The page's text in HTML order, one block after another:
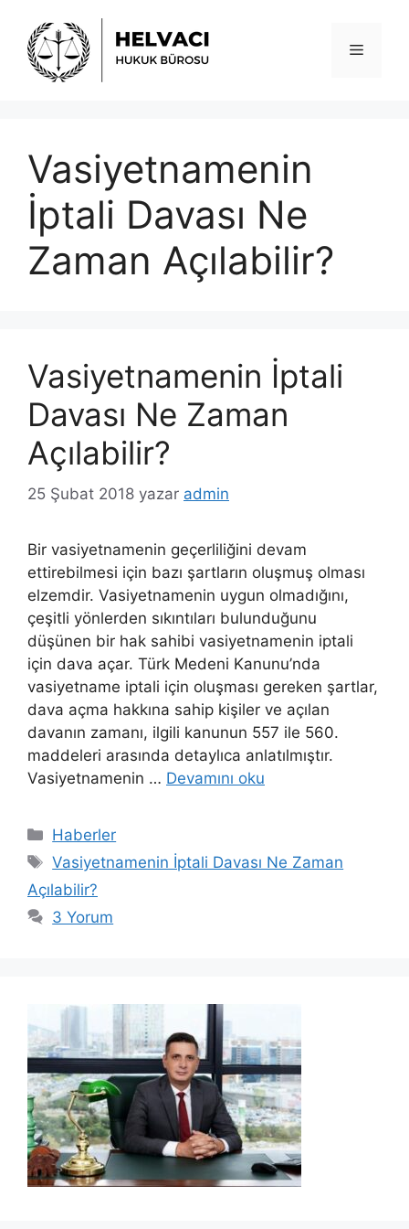
Menü
Vasiyetnamenin
İptali Davası Ne
Zaman Açılabilir?
Vasiyetnamenin İptali
Davası Ne Zaman
Açılabilir?
25 Şubat 2018 yazar admin
Bir vasiyetnamenin geçerliliğini devam
ettirebilmesi için bazı şartların oluşmuş olması
elzemdir. Vasiyetnamenin uygun olmadığını,
çeşitli yönlerden sıkıntıları bulunduğunu
düşünen bir hak sahibi vasiyetnamenin iptali
için dava açar. Türk Medeni Kanunu’nda
vasiyetname iptali için oluşması gereken şartlar,
dava açma hakkına sahip kişiler ve açılan
davanın zamanı, ilgili kanunun 557 ile 560.
maddeleri arasında detaylıca anlatılmıştır.
Vasiyetnamenin … Devamını oku
Kategoriler
Haberler
Etiketler
Vasiyetnamenin İptali Davası Ne Zaman
Açılabilir?
3 Yorum